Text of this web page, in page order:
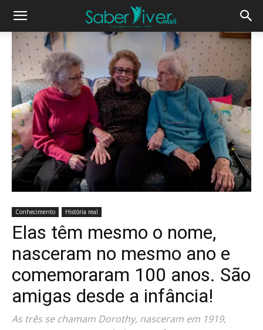
Conhecimento História real
Elas têm mesmo o nome,
nasceram no mesmo ano e
comemoraram 100 anos. São
amigas desde a infância!
As três se chamam Dorothy, nasceram em 1919,